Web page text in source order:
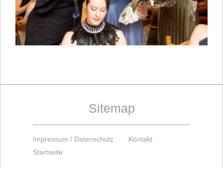
Sitemap
Impressum / Datenschutz
Kontakt
Startseite